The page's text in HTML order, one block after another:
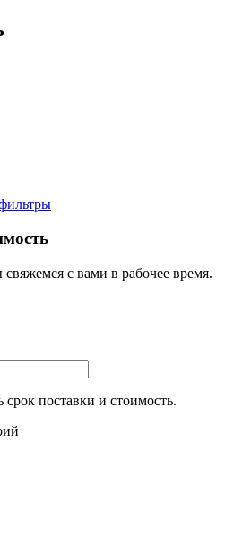
с вами в рабочее время.
поставки и стоимость.